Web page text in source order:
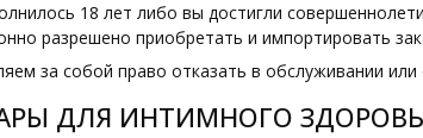
18 лет либо вы достигли
разрешено приобретать и импортировать
за собой право отказать в обслуживании
ДЛЯ ИНТИМНОГО